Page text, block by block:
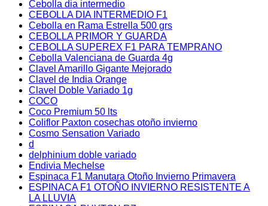
Cebolla dia intermedio
CEBOLLA DIA INTERMEDIO F1
Cebolla en Rama Estrella 500 grs
CEBOLLA PRIMOR Y GUARDA
CEBOLLA SUPEREX F1 PARA TEMPRANO
Cebolla Valenciana de Guarda 4g
Clavel Amarillo Gigante Mejorado
Clavel de India Orange
Clavel Doble Variado 1g
COCO
Coco Premium 50 lts
Coliflor Paxton cosechas otoño invierno
Cosmo Sensation Variado
d
delphinium doble variado
Endivia Mechelse
Espinaca F1 Manutara Otoño Invierno Primavera
ESPINACA F1 OTOÑO INVIERNO RESISTENTE A
LA LLUVIA